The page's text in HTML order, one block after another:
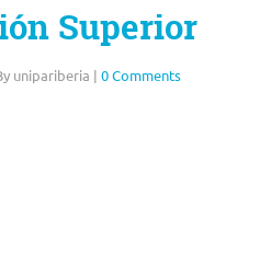
Superior
unipariberia | 0 Comments